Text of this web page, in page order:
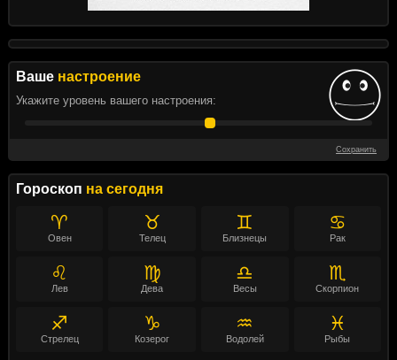
Ваше настроение
Укажите уровень вашего настроения:
Сохранить
Гороскоп на сегодня
♈
Овен
♉
Телец
♊
Близнецы
♋
Рак
♌
Лев
♍
Дева
♎
Весы
♏
Скорпион
♐
Стрелец
♑
Козерог
♒
Водолей
♓
Рыбы